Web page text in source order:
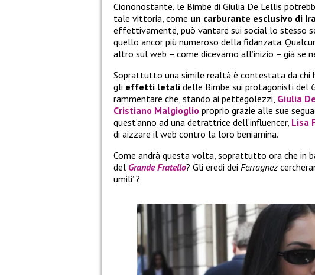
Ciononostante, le Bimbe di Giulia De Lellis
tale vittoria, come un carburante esclusivo di
effettivamente, può vantare sui social lo stesso
quello ancor più numeroso della fidanzata.
altro sul web – come dicevamo all’inizio – già se
Soprattutto una simile realtà è contestata da chi
gli effetti letali delle Bimbe sui protagonisti del
rammentare che, stando ai pettegolezzi, Giulia
Cristiano Malgioglio proprio grazie alle sue
quest’anno ad una detrattrice dell’influencer, Lisa
di aizzare il web contro la loro beniamina.
Come andrà questa volta, soprattutto ora che in
del Grande Fratello? Gli eredi dei Ferragnez
umili”?